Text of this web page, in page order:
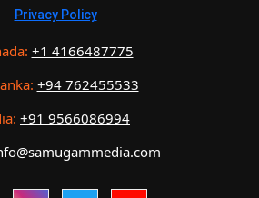
Privacy Policy
+1 4166487775
+94 762455533
+91 9566086994